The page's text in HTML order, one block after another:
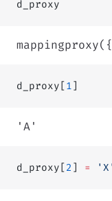
d_proxy
d_proxy[ 1]
'A'
d_proxy[ 2 ] = 'X'